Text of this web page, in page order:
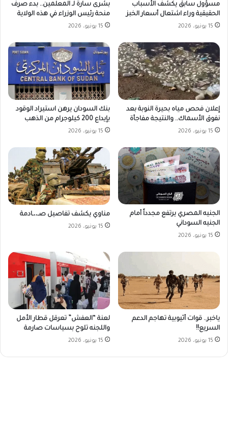
مسؤول سابق يكشف الأسباب
الحقيقية وراء اشتعال أسعار الخبز
15 يونيو، 2026
بشرى سارة لـ المعلمين.. بدء صرف
منحة رئيس الوزراء في هذه الولاية
15 يونيو، 2026
إعلان فحص مياه بحيرة النوبة بعد
نفوق الأسماك.. والنتيجة مفاجأة
15 يونيو، 2026
بنك السودان يرهن استيراد الوقود
بإيداع 200 كيلوجرام من الذهب
15 يونيو، 2026
الجنيه المصري يرتفع مجدداً أمام
الجنيه السوداني
15 يونيو، 2026
مناوي يكشف تفاصيل صـ،،ـادمة
15 يونيو، 2026
ياخبر.. قوات أثيوبية تهاجم الدعم
السريع!!
15 يونيو، 2026
لعنة “العفش” تعرقل قطار الأمل
واللجنه تلوح بسياسات صارمة
15 يونيو، 2026